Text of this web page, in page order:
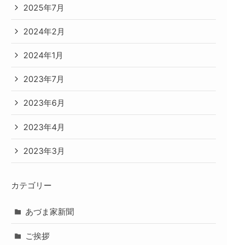
2025年7月
2024年2月
2024年1月
2023年7月
2023年6月
2023年4月
2023年3月
カテゴリー
あづま家新聞
ご挨拶